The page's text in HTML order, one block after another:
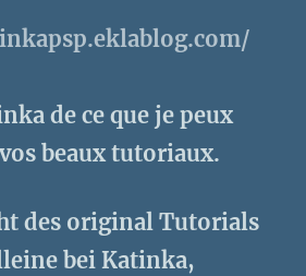
de ce que je peux
beaux tutoriaux.
des original Tutorials
bei Katinka,